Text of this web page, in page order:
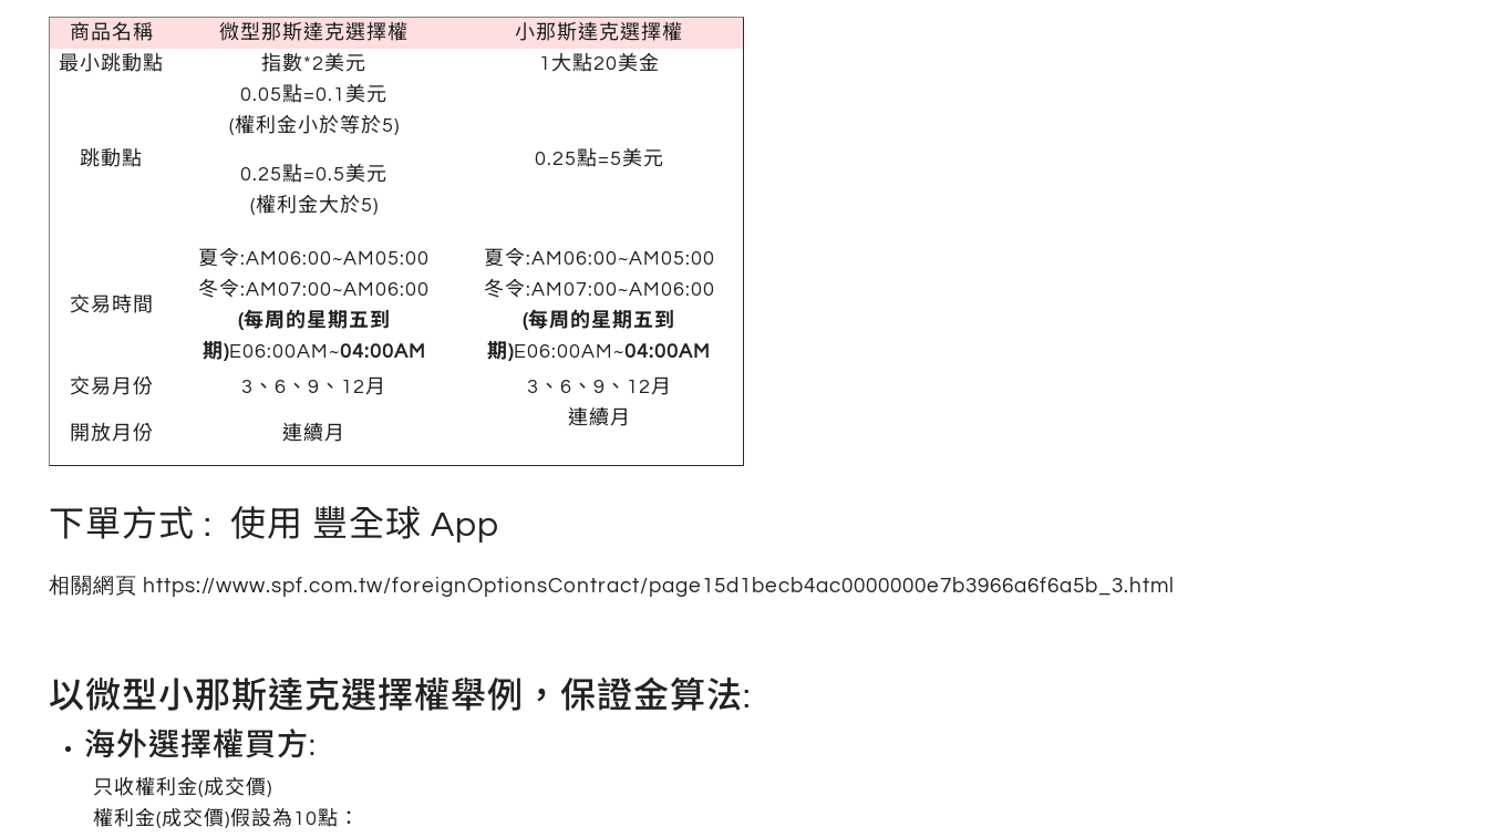
商品名稱 微型那斯達克選擇權
小那斯達克選擇權
最小跳動點
指數*2美元 1大點20美金
跳動點
0.05點=0.1美元
(權利金小於等於5)
0.25點=0.5美元
(權利金大於5)
0.25點=5美元
交易時間
夏令:AM06:00~AM05:00
冬令:AM07:00~AM06:00
(每周的星期五到
期)E06:00AM~04:00AM
夏令:AM06:00~AM05:00
冬令:AM07:00~AM06:00
(每周的星期五到
期)E06:00AM~04:00AM
交易月份
3、6、9、12月 3、6、9、12月
開放月份 連續月
連續月
下單方式 : 使用 豐全球 App
相關網頁 https://www.spf.com.tw/foreignOptionsContract/page15d1becb4ac0000000e7b3966a6f6a5b_3.html
以微型小那斯達克選擇權舉例，保證金算法:
海外選擇權買方:
只收權利金(成交價)
權利金(成交價)假設為10點：